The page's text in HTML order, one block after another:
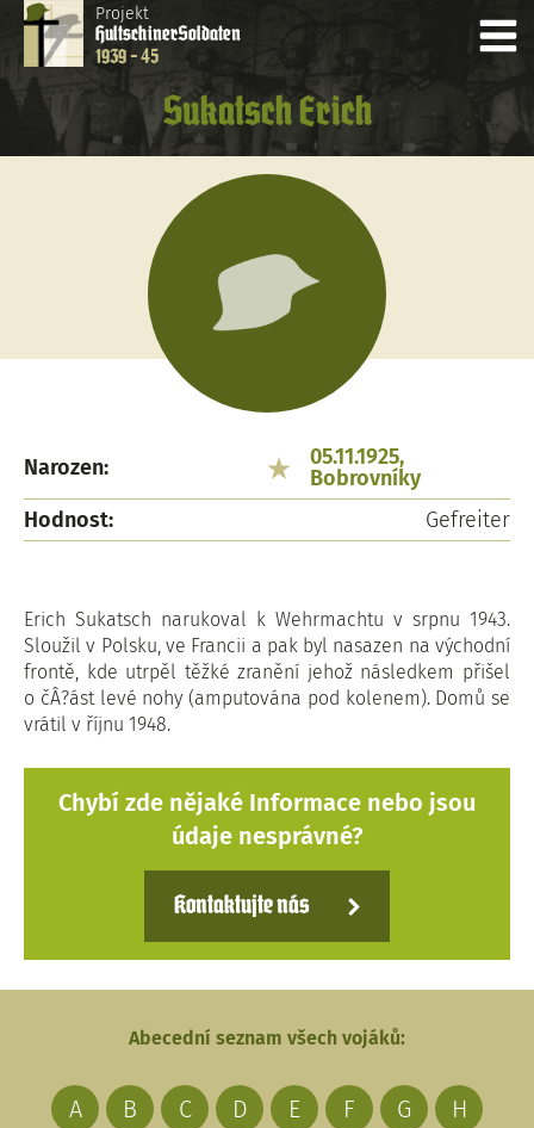
Projekt
HultschinerSoldaten
1939 - 45
Sukatsch Erich
Narozen:
05.11.1925,
Bobrovníky
Hodnost:
Gefreiter
Erich Sukatsch narukoval k Wehrmachtu v srpnu 1943.
Sloužil v Polsku, ve Francii a pak byl nasazen na východní
frontě, kde utrpěl těžké zranění jehož následkem přišel
o čÂ?ást levé nohy (amputována pod kolenem). Domů se
vrátil v říjnu 1948.
Chybí zde nějaké Informace nebo jsou
údaje nesprávné?
Kontaktujte nás
Abecední seznam všech vojáků:
A B C D E F G
H